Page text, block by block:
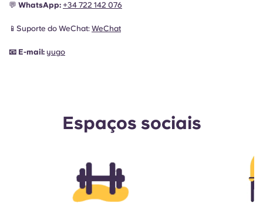
💬 WhatsApp: +34 722 142 076
📱Suporte do WeChat: WeChat
📧 E-mail: yugo
Espaços sociais